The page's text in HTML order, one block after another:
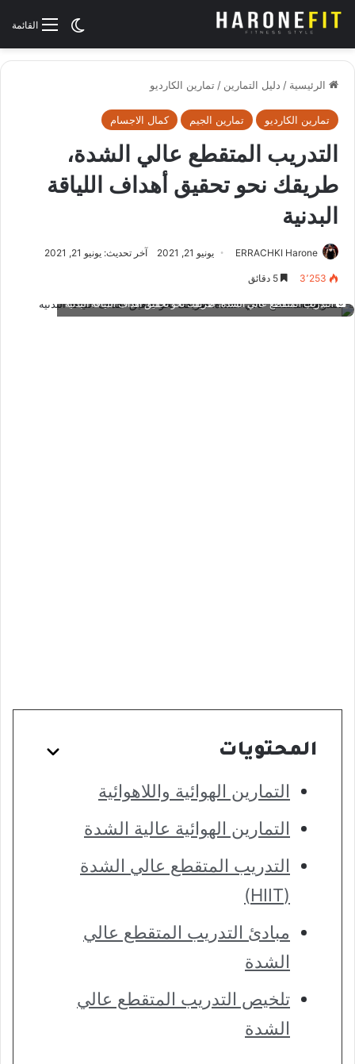
القائمةالوضع
الرئيسية / دليل التمارين / تمارين الكارديو
تمارين الكارديو تمارين الجيم كمال الاجسام
التدريب المتقطع عالي الشدة،
طريقك نحو تحقيق أهداف اللياقة
البدنية
ERRACHKI Harone يونيو 21, 2021 آخر تحديث: يونيو 21, 2021
3٬253
التدريب المتقطع عالي الشدة، طريقك نحو تحقيق أهداف اللياقة البدنية
المحتويات
التمارين الهوائية واللاهوائية
التمارين الهوائية عالية الشدة
التدريب المتقطع عالي الشدة
(HIIT)
مبادئ التدريب المتقطع عالي
الشدة
تلخيص التدريب المتقطع عالي
الشدة